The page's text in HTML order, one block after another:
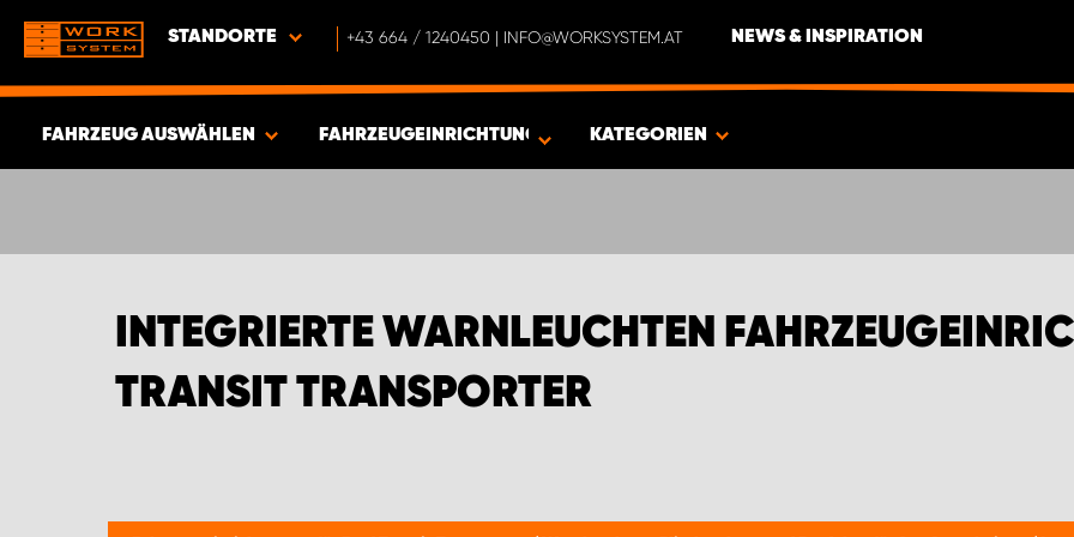
STANDORTE +43 664 / 1240450 | INFO@WORKSYSTEM.AT NEWS & INSPIRATION
FAHRZEUG AUSWÄHLEN FAHRZEUGEINRICHTUNGEN FÜR FORD TRANSIT TRANSPORTER
KATEGORIEN
INTEGRIERTE WARNLEUCHTEN
TRANSIT TRANSPORTER